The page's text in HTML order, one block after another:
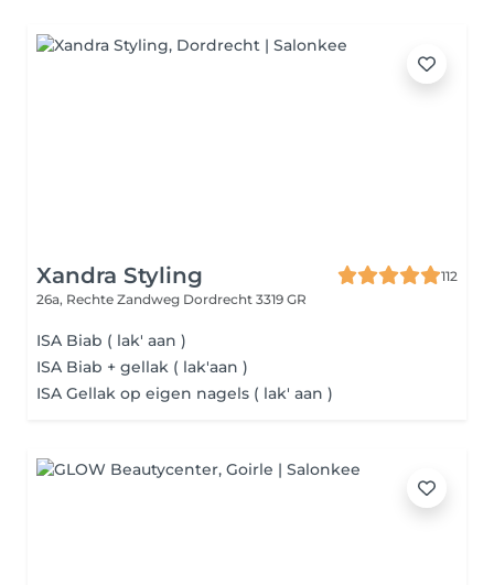
Xandra Styling
112
26a, Rechte Zandweg Dordrecht 3319 GR
ISA Biab ( lak' aan )
ISA Biab + gellak ( lak'aan )
ISA Gellak op eigen nagels ( lak' aan )